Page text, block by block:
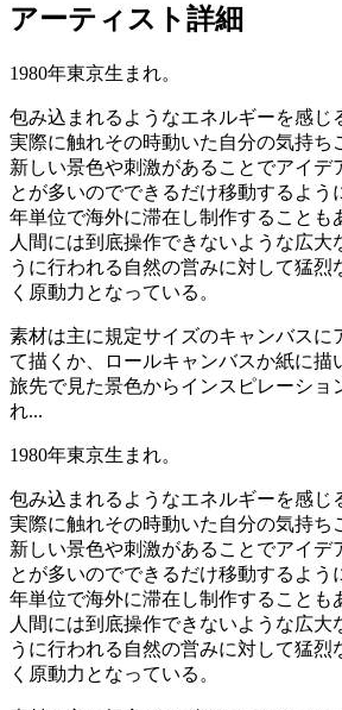
アーティスト詳細
1980年東京生まれ。
包み込まれるようなエネルギーを感じ
実際に触れその時動いた自分の気持ち
新しい景色や刺激があることでアイデ
とが多いのでできるだけ移動するよう
年単位で海外に滞在し制作することも
人間には到底操作できないような広大
うに行われる自然の営みに対して猛烈
く原動力となっている。
素材は主に規定サイズのキャンバスに
て描くか、ロールキャンバスか紙に描
旅先で見た景色からインスピレーショ
れ...
1980年東京生まれ。
包み込まれるようなエネルギーを感じ
実際に触れその時動いた自分の気持ち
新しい景色や刺激があることでアイデ
とが多いのでできるだけ移動するよう
年単位で海外に滞在し制作することも
人間には到底操作できないような広大
うに行われる自然の営みに対して猛烈
く原動力となっている。